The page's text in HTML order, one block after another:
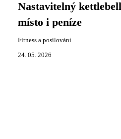
Nastavitelný
místo i peníze
Fitness a posilování
24. 05. 2026